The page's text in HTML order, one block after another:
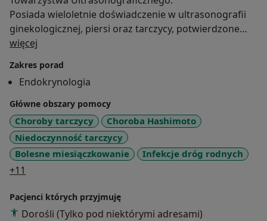
Posiada wieloletnie doświadczenie w ultrasonografii
ginekologicznej, piersi oraz tarczycy, potwierdzone
odpowiednimi certyfikatami . Czynnie uczestniczy w
konferencjach naukowych dotyczących ginekologii i
położnictwa oraz endokrynologii.
Zajmuje się diagnostyką i leczeniem pacjentek z
zaburzeniami hormonalnymi w zakresie ginekologii i
tyreologii.
więcej
Zakres porad
Endokrynologia
Główne obszary pomocy
Choroby tarczycy
Choroba Hashimoto
Niedoczynność tarczycy
Bolesne miesiączkowanie
Infekcje dróg rodnych
+11
Pacjenci których przyjmuję
Dorośli (Tylko pod niektórymi adresami)